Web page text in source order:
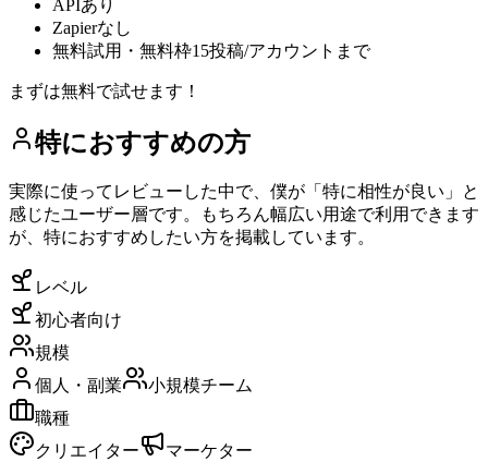
APIあり
Zapierなし
無料試用・無料枠15投稿/アカウントまで
まずは無料で試せます！
特におすすめの方
実際に使ってレビューした中で、僕が「特に相性が良い」と
感じたユーザー層です。もちろん幅広い用途で利用できます
が、特におすすめしたい方を掲載しています。
レベル
初心者向け
規模
個人・副業
小規模チーム
職種
クリエイター
マーケター